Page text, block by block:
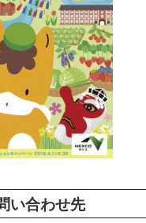
い合わせ先